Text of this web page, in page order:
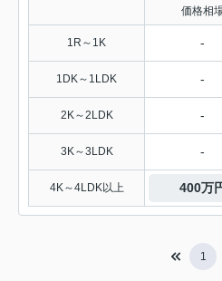
価格相
1R～1K -
1DK～1LDK -
2K～2LDK -
3K～3LDK -
4K～4LDK以上 400万
1